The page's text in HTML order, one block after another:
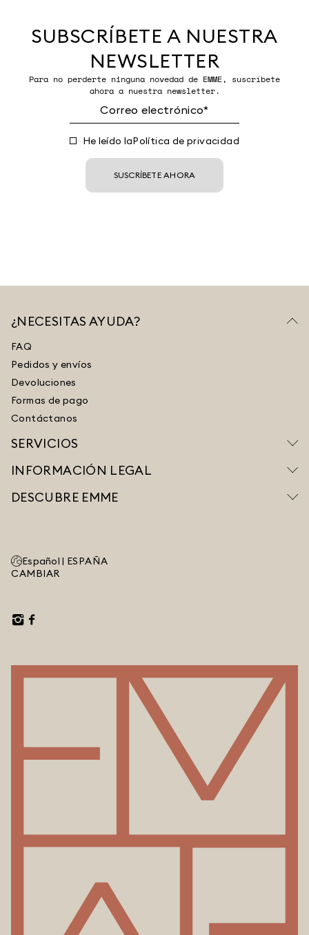
SUBSCRÍBETE A NUESTRA
NEWSLETTER
Para no perderte ninguna novedad de EMME, suscríbete
ahora a nuestra newsletter.
He leído laPolítica de privacidad
SUSCRÍBETE AHORA
¿NECESITAS AYUDA?
FAQ
Pedidos y envíos
Devoluciones
Formas de pago
Contáctanos
SERVICIOS
INFORMACIÓN LEGAL
DESCUBRE EMME
Español | ESPAÑA
CAMBIAR